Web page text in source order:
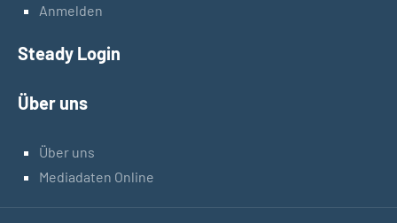
Anmelden
Steady Login
Über uns
Über uns
Mediadaten Online